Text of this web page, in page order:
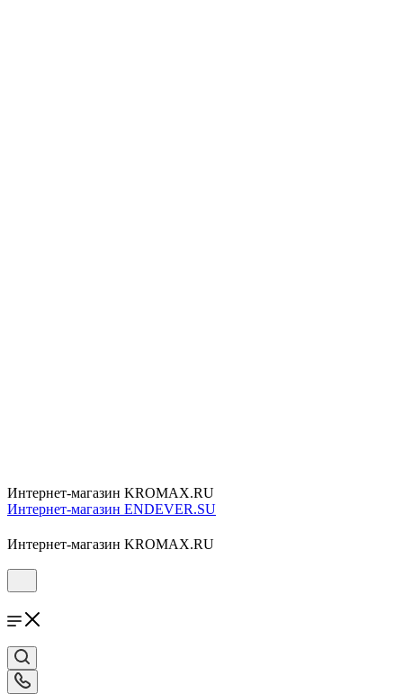
Интернет-магазин KROMAX.RU
Интернет-магазин ENDEVER.SU
Интернет-магазин KROMAX.RU